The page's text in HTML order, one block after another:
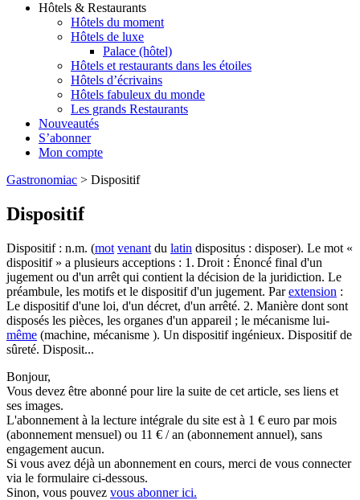
Hôtels & Restaurants
Hôtels du moment
Hôtels de luxe
Palace (hôtel)
Hôtels et restaurants dans les étoiles
Hôtels d’écrivains
Hôtels fabuleux du monde
Les grands Restaurants
Nouveautés
S’abonner
Mon compte
Gastronomiac > Dispositif
Dispositif
Dispositif : n.m. (mot venant du latin dispositus : disposer). Le mot «
dispositif » a plusieurs acceptions : 1. Droit : Énoncé final d'un
jugement ou d'un arrêt qui contient la décision de la juridiction. Le
préambule, les motifs et le dispositif d'un jugement. Parextension :
Le dispositif d'une loi, d'un décret, d'un arrêté. 2. Manière dont sont
disposés les pièces, les organes d'un appareil ; le mécanisme lui-
même (machine, mécanisme ). Un dispositif ingénieux. Dispositif de
sûreté. Disposit...
Bonjour,
Vous devez être abonné pour lire la suite de cet article, ses liens et
ses images.
L'abonnement à la lecture intégrale du site est à 1 € euro par mois
(abonnement mensuel) ou 11 € / an (abonnement annuel), sans
engagement aucun.
Si vous avez déjà un abonnement en cours, merci de vous connecter
via le formulaire ci-dessous.
Sinon, vous pouvez vous abonner ici.